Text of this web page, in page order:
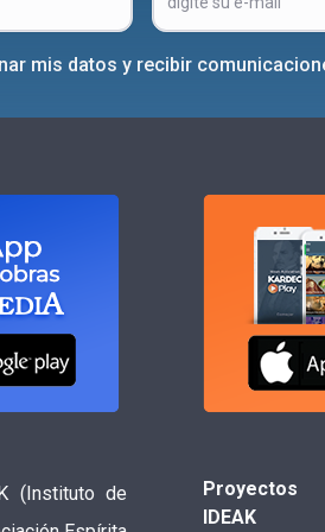
mis datos y recibir
(Instituto de
Proyectos
IDEAK